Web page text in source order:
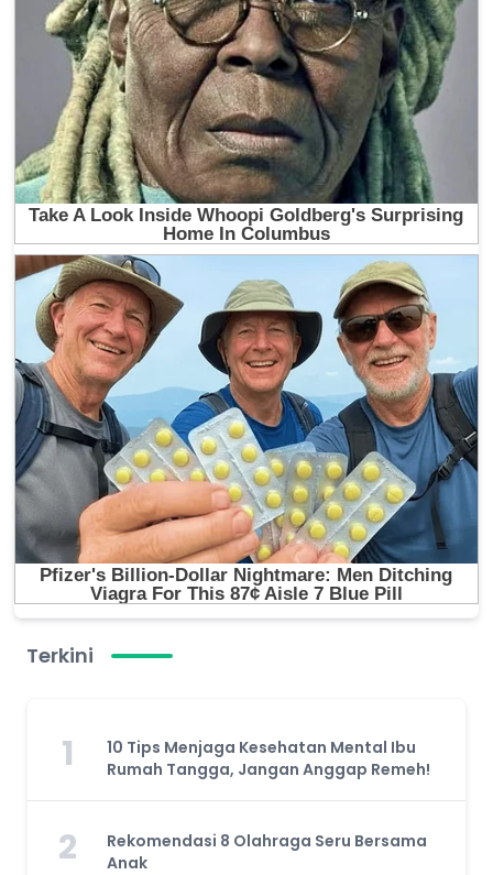
Terkini
1
10 Tips Menjaga Kesehatan Mental Ibu
Rumah Tangga, Jangan Anggap Remeh!
2
Rekomendasi 8 Olahraga Seru Bersama
Anak